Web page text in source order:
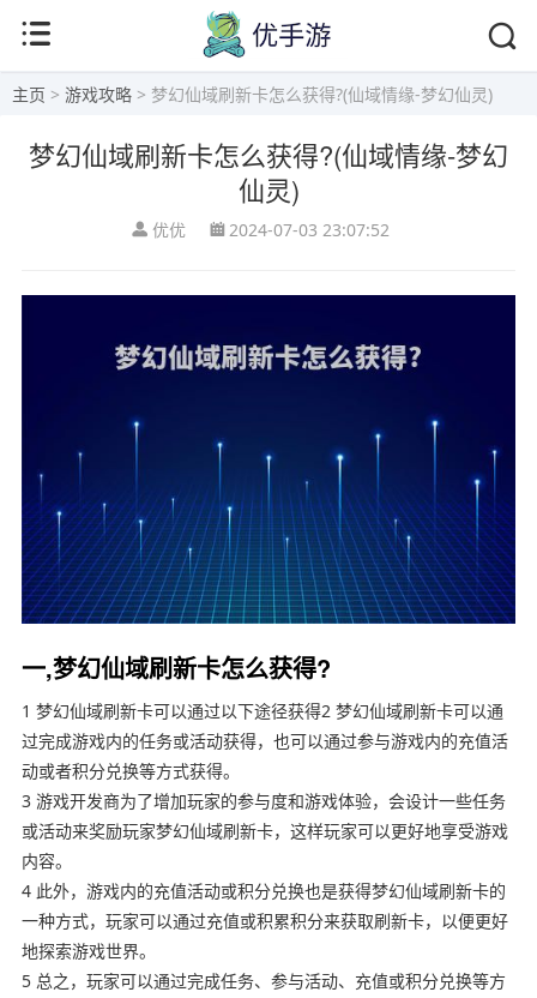
主页 > 游戏攻略 > 梦幻仙域刷新卡怎么获得?(仙域情缘-梦幻仙灵)
梦幻仙域刷新卡怎么获得?(仙域情缘-梦幻
仙灵)
优优 2024-07-03 23:07:52
一,梦幻仙域刷新卡怎么获得?
1 梦幻仙域刷新卡可以通过以下途径获得2 梦幻仙域刷新卡可以通
过完成游戏内的任务或活动获得，也可以通过参与游戏内的充值活
动或者积分兑换等方式获得。
3 游戏开发商为了增加玩家的参与度和游戏体验，会设计一些任务
或活动来奖励玩家梦幻仙域刷新卡，这样玩家可以更好地享受游戏
内容。
4 此外，游戏内的充值活动或积分兑换也是获得梦幻仙域刷新卡的
一种方式，玩家可以通过充值或积累积分来获取刷新卡，以便更好
地探索游戏世界。
5 总之，玩家可以通过完成任务、参与活动、充值或积分兑换等方